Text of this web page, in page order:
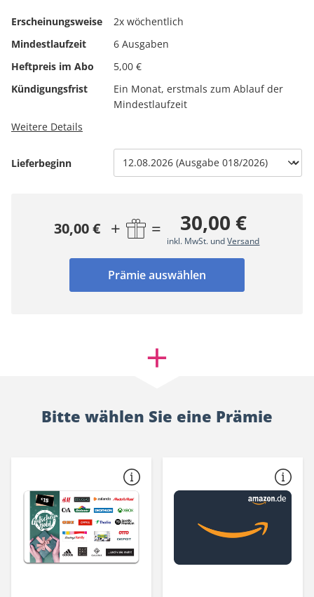
Erscheinungsweise
2x wöchentlich
Mindestlaufzeit
6 Ausgaben
Heftpreis im Abo
5,00 €
Kündigungsfrist
Ein Monat, erstmals zum Ablauf der
Mindestlaufzeit
Weitere Details
Lieferbeginn
30,00 € + = 30,00 €
inkl. MwSt. undVersand
Prämie auswählen
Bitte wählen Sie eine Prämie